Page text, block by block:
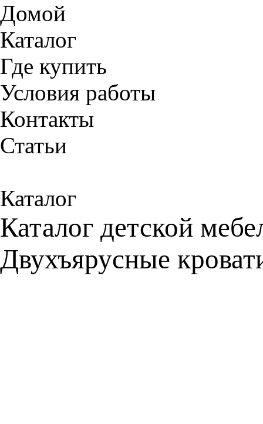
Домой
Каталог
Где купить
Условия работы
Контакты
Статьи
Каталог
Каталог детской
Двухъярусные